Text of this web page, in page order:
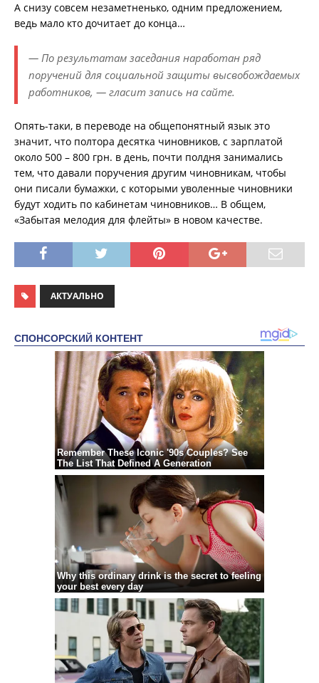
А снизу совсем незаметненько, одним предложением,
ведь мало кто дочитает до конца…
— По результатам заседания наработан ряд
поручений для социальной защиты высвобождаемых
работников, — гласит запись на сайте.
Опять-таки, в переводе на общепонятный язык это
значит, что полтора десятка чиновников, с зарплатой
около 500 – 800 грн. в день, почти полдня занимались
тем, что давали поручения другим чиновникам, чтобы
они писали бумажки, с которыми уволенные чиновники
будут ходить по кабинетам чиновников… В общем,
«Забытая мелодия для флейты» в новом качестве.
АКТУАЛЬНО